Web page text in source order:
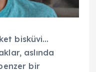
bisküvi…
aslında
bir